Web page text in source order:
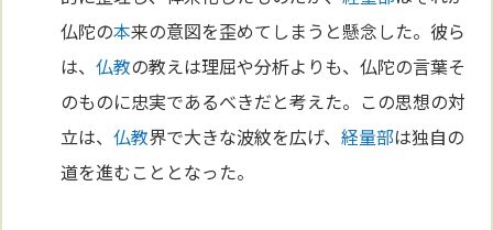
仏陀の本来の意図を歪めてしまうと懸念した。彼ら
は、仏教の教えは理屈や分析よりも、仏陀の言葉そ
のものに忠実であるべきだと考えた。この思想の対
立は、仏教界で大きな波紋を広げ、経量部は独自の
道を進むこととなった。